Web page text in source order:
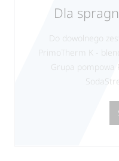
Dla
Do dowolnego
PrimoTherm K - blender BlendyGo 3 za 1 zł lub 3 x
Grupa pompowa